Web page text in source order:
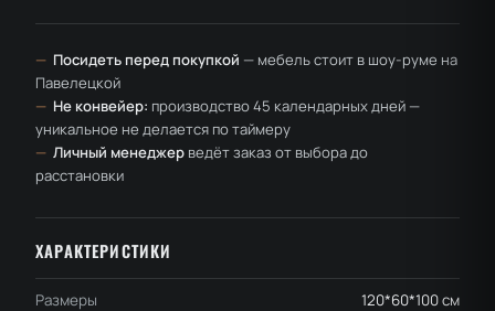
— Посидеть перед покупкой — мебель стоит в шоу-руме на
Павелецкой
— Не конвейер: производство 45 календарных дней —
уникальное не делается по таймеру
— Личный менеджер ведёт заказ от выбора до
расстановки
ХАРАКТЕРИСТИКИ
Размеры 120*60*100 см